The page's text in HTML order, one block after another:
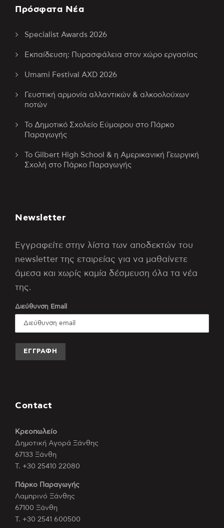
Πρόσφατα Νέα
Specialist Awards 2026
Εκπαίδευση: Πυρασφάλεια στον χώρο εργασίας
Umami Festival AXD 2026
Γευστική αρμονία αλλαντικών & αλκοολούχων
ποτών
Το Δημοτικό Σχολείο Εύμοιρου στο Πάρκο
Παραγωγής
Το Gilbert High School & η Αμερικανική Γεωργική
Σχολή στο Πάρκο Παραγωγής
Newsletter
Εγγραφείτε στην λίστα των αποδεκτών του
newsletter της εταιρείας για να μαθαίνετε
άμεσα και χωρίς καμία δέσμευση όλα τα νέα
της.
Διεύθυνση Email
Contact
Κρεοπωλείο
Δημοτική Αγορά Ξάνθης
67133 Ξάνθη
Τ. +30 25410 22080
Πάρκο Παραγωγής
Λαμπρινό Ξάνθης
67100 Ξάνθη
Τ. +30 2541 600500